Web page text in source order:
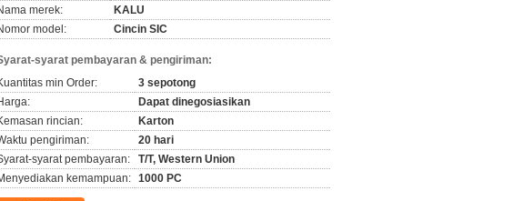
merek:
KALU
model:
Cincin SIC
syarat pembayaran & pengiriman:
min Order:
3 sepotong
Dapat dinegosiasikan
rincian:
Karton
pengiriman:
20 hari
syarat pembayaran:
T/T, Western Union
kemampuan: 1000 PC